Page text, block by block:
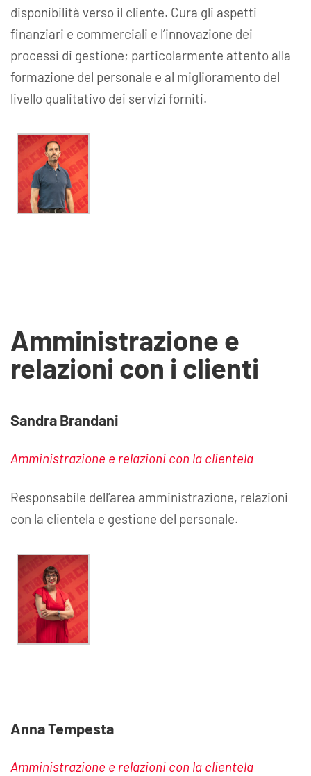
disponibilità verso il cliente. Cura gli aspetti
finanziari e commerciali e l’innovazione dei
processi di gestione; particolarmente attento alla
formazione del personale e al miglioramento del
livello qualitativo dei servizi forniti.
Amministrazione e
relazioni con i clienti
Sandra Brandani
Amministrazione e relazioni con la clientela
Responsabile dell’area amministrazione, relazioni
con la clientela e gestione del personale.
Anna Tempesta
Amministrazione e relazioni con la clientela